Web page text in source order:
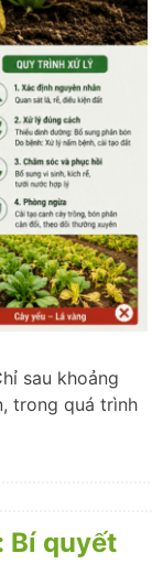
sau khoảng
trong quá trình
Bí quyết